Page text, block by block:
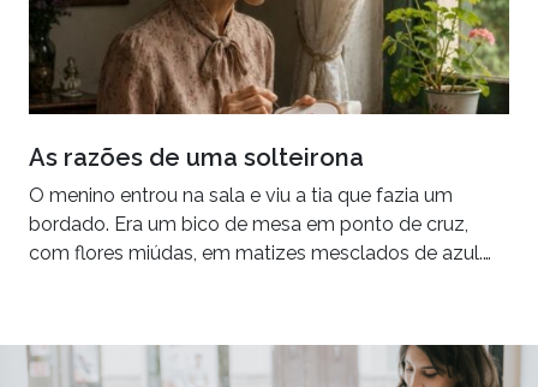
As razões de uma solteirona
O menino entrou na sala e viu a tia que fazia um
bordado. Era um bico de mesa em ponto de cruz,
com flores miúdas, em matizes mesclados de azul.…